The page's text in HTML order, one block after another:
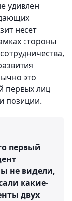
удивлен
несет
стороны
это
первых лиц
позиции.
первый
не видели,
какие-
двух